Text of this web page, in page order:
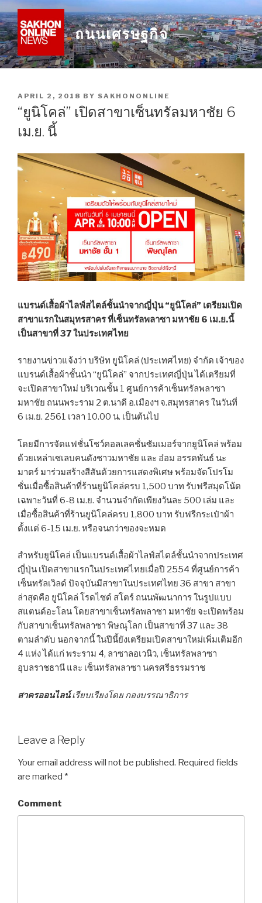
to
content
ถนนเศรษฐกิจ
POSTED
ON
APRIL 2, 2018 BY SAKHONONLINE
“ยูนิโคล่” เปิดสาขาเซ็นทรัลมหาชัย 6
เม.ย. นี้
แบรนด์เสื้อผ้าไลฟ์สไตล์ชั้นนำจากญี่ปุ่น “ยูนิโคล่” เตรียมเปิด
สาขาแรกในสมุทรสาคร ที่เซ็นทรัลพลาซา มหาชัย 6 เม.ย.นี้
เป็นสาขาที่ 37 ในประเทศไทย
รายงานข่าวแจ้งว่า บริษัท ยูนิโคล่ (ประเทศไทย) จำกัด เจ้าของ
แบรนด์เสื้อผ้าชั้นนำ “ยูนิโคล่” จากประเทศญี่ปุ่น ได้เตรียมที่
จะเปิดสาขาใหม่ บริเวณชั้น 1 ศูนย์การค้าเซ็นทรัลพลาซา
มหาชัย ถนนพระราม 2 ต.นาดี อ.เมืองฯ จ.สมุทรสาคร ในวันที่
6 เม.ย. 2561 เวลา 10.00 น. เป็นต้นไป
โดยมีการจัดแฟชั่นโชว์คอลเลคชั่นซัมเมอร์จากยูนิโคล่ พร้อม
ด้วยเหล่าเซเลบคนดังชาวมหาชัย และ อ๋อม อรรคพันธ์ นะ
มาตร์ มาร่วมสร้างสีสันด้วยการแสดงพิเศษ พร้อมจัดโปรโม
ชั่นเมื่อซื้อสินค้าที่ร้านยูนิโคล่ครบ 1,500 บาท รับฟรีสมุดโน้ต
เฉพาะวันที่ 6-8 เม.ย. จำนวนจำกัดเพียงวันละ 500 เล่ม และ
เมื่อซื้อสินค้าที่ร้านยูนิโคล่ครบ 1,800 บาท รับฟรีกระเป๋าผ้า
ตั้งแต่ 6-15 เม.ย. หรือจนกว่าของจะหมด
สำหรับยูนิโคล่ เป็นแบรนด์เสื้อผ้าไลฟ์สไตล์ชั้นนำจากประเทศ
ญี่ปุ่น เปิดสาขาแรกในประเทศไทยเมื่อปี 2554 ที่ศูนย์การค้า
เซ็นทรัลเวิลด์ ปัจจุบันมีสาขาในประเทศไทย 36 สาขา สาขา
ล่าสุดคือ ยูนิโคล่ โรดไซด์ สโตร์ ถนนพัฒนาการ ในรูปแบบ
สแตนด์อะโลน โดยสาขาเซ็นทรัลพลาซา มหาชัย จะเปิดพร้อม
กับสาขาเซ็นทรัลพลาซา พิษณุโลก เป็นสาขาที่ 37 และ 38
ตามลำดับ นอกจากนี้ ในปีนี้ยังเตรียมเปิดสาขาใหม่เพิ่มเติมอีก
4 แห่ง ได้แก่ พระราม 4, ลาซาลอเวนิว, เซ็นทรัลพลาซา
อุบลราชธานี และ เซ็นทรัลพลาซา นครศรีธรรมราช
สาครออนไลน์เรียบเรียงโดย กองบรรณาธิการ
Leave a Reply
Your email address will not be published. Required fields
are marked *
Comment